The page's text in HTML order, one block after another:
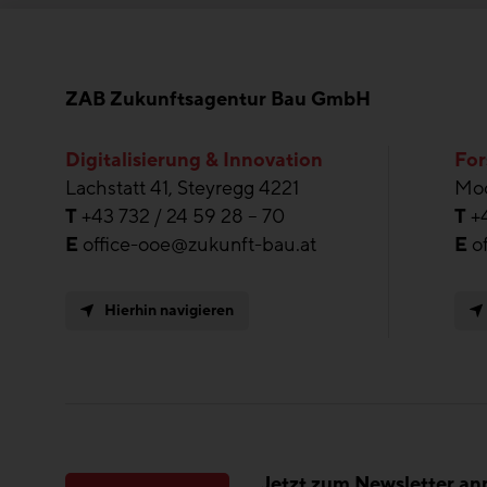
ZAB Zukunftsagentur Bau GmbH
Digitalisierung & Innovation
Lachstatt 41, Steyregg 4221
T +43 732 / 24 59 28 – 70
E office-ooe@zukunft-bau.at
Hierhin navigieren
T
E